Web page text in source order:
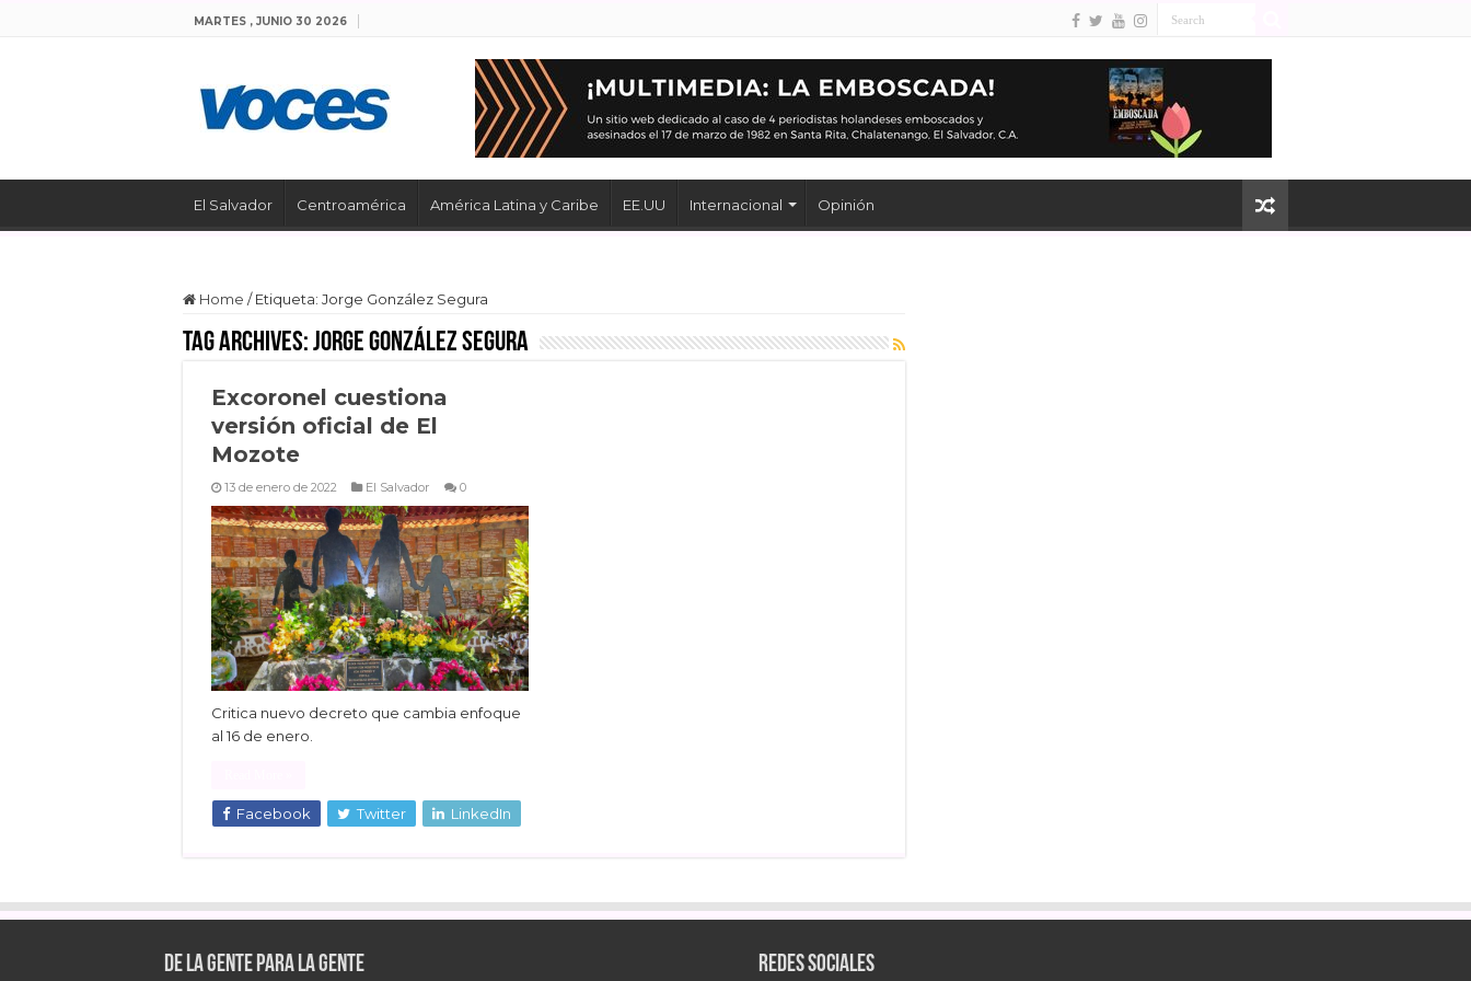
MARTES , JUNIO 30 2026
El Salvador Centroamérica América Latina y Caribe EE.UU Internacional Opinión
Home / Etiqueta: Jorge González Segura
Tag Archives:Jorge González Segura
Excoronel cuestiona
versión oficial de El
Mozote
13 de enero de 2022 El Salvador 0
Critica nuevo decreto que cambia enfoque
al 16 de enero.
Facebook Twitter LinkedIn
De la gente para la gente Redes sociales